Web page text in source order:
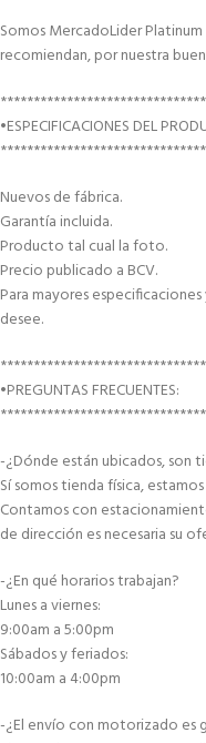
Somos MercadoLider
recomiendan, por nuestra
•ESPECIFICACIONES DEL
Nuevos de fábrica.
Garantía incluida.
Producto tal cual la foto.
Precio publicado a BCV.
Para mayores
desee.
•PREGUNTAS FRECUENTES:
-¿Dónde están ubicados, son
Sí somos tienda física,
Contamos con
de dirección es necesaria su
-¿En qué horarios trabajan?
Lunes a viernes:
9:00am a 5:00pm
Sábados y feriados:
10:00am a 4:00pm
-¿El envío con motorizado es